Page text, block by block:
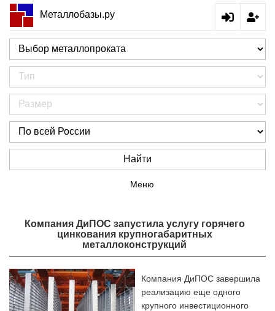
Металлобазы.ру
Найти
Меню
Компания ДиПОС запустила услугу горячего
цинкования крупногабаритных
металлоконструкций
Компания ДиПОС завершила
реализацию еще одного
крупного инвестиционного